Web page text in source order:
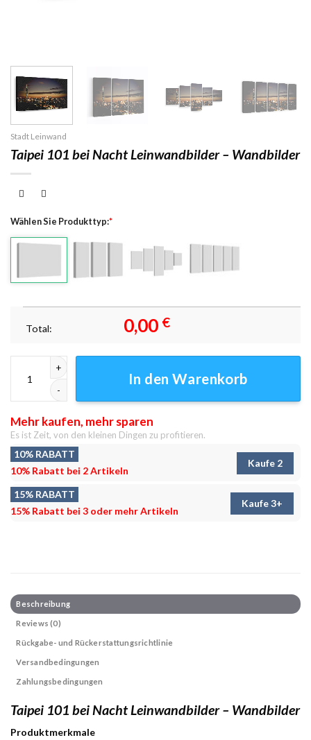
Stadt Leinwand
Taipei 101 bei Nacht Leinwandbilder – Wandbilder
Wählen Sie Produkttyp:*
Total: 0,00 €
In den Warenkorb
Mehr kaufen, mehr sparen
Es ist Zeit, von den kleinen Dingen zu profitieren.
10% RABATT
10% Rabatt bei 2 Artikeln
Kaufe 2
15% RABATT
15% Rabatt bei 3 oder mehr Artikeln
Kaufe 3+
Beschreibung
Reviews (0)
Rückgabe- und Rückerstattungsrichtlinie
Versandbedingungen
Zahlungsbedingungen
Taipei 101 bei Nacht Leinwandbilder – Wandbilder
Produktmerkmale